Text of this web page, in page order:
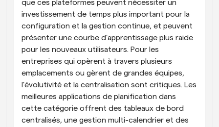
que ces plateformes peuvent nécessiter un
investissement de temps plus important pour la
configuration et la gestion continue, et peuvent
présenter une courbe d'apprentissage plus raide
pour les nouveaux utilisateurs. Pour les
entreprises qui opèrent à travers plusieurs
emplacements ou gèrent de grandes équipes,
l'évolutivité et la centralisation sont critiques. Les
meilleures applications de planification dans
cette catégorie offrent des tableaux de bord
centralisés, une gestion multi-calendrier et des